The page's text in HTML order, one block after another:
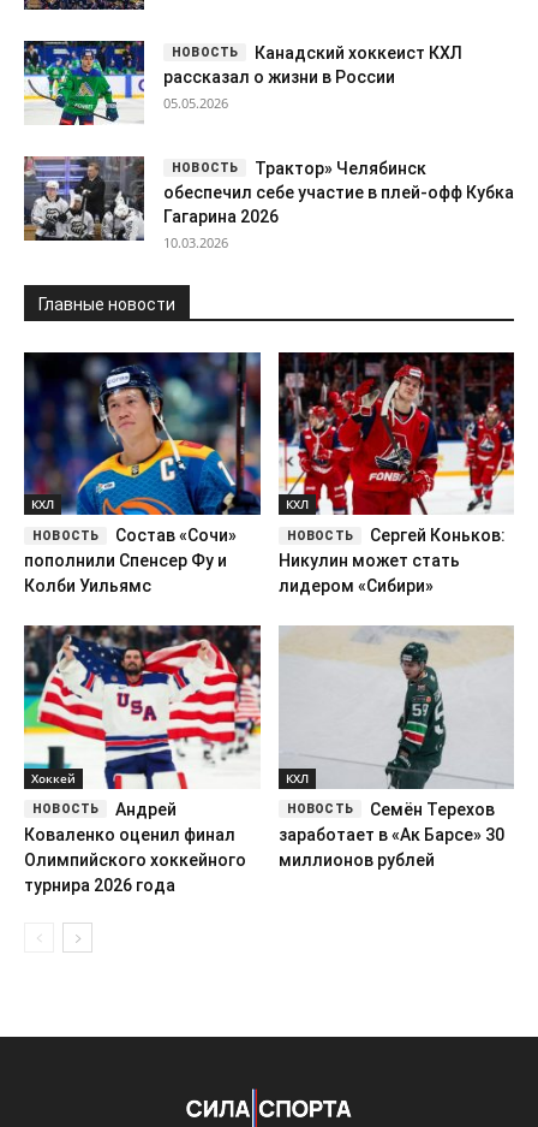
Канадский хоккеист КХЛ
рассказал о жизни в России
05.05.2026
Трактор» Челябинск
обеспечил себе участие в плей-офф Кубка
Гагарина 2026
10.03.2026
Главные новости
КХЛ
Состав «Сочи»
пополнили Спенсер Фу и
Колби Уильямс
КХЛ
Сергей Коньков:
Никулин может стать
лидером «Сибири»
Хоккей
Андрей
Коваленко оценил финал
Олимпийского хоккейного
турнира 2026 года
КХЛ
Семён Терехов
заработает в «Ак Барсе» 30
миллионов рублей